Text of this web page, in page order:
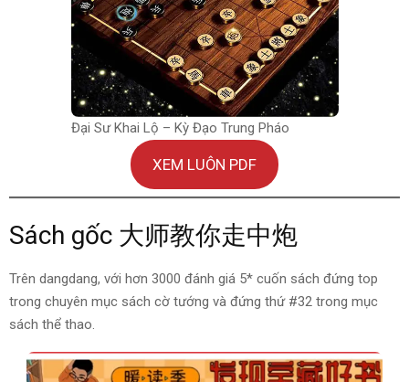
Đại Sư Khai Lộ – Kỳ Đạo Trung Pháo
XEM LUÔN PDF
Sách gốc 大师教你走中炮
Trên dangdang, với hơn 3000 đánh giá 5* cuốn sách đứng top
trong chuyên mục sách cờ tướng và đứng thứ #32 trong mục
sách thể thao.